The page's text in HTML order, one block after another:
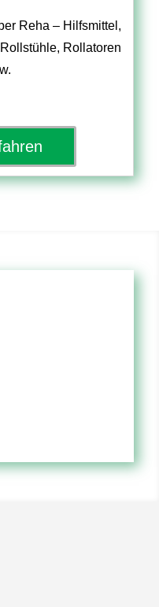
Reha – Hilfsmittel,
Rollatoren